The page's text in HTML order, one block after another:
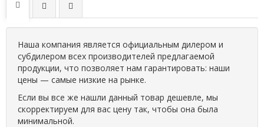
Наша компания является официальным дилером и
субдилером всех производителей предлагаемой
продукции, что позволяет нам гарантировать: наши
цены — самые низкие на рынке.
Если вы все же нашли данный товар дешевле, мы
скорректируем для вас цену так, чтобы она была
минимальной.